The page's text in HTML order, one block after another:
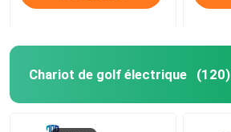
Chariot de golf électrique (120)